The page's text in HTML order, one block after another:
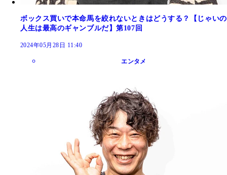
ボックス買いで本命馬を絞れないときはどうする？【じゃいの
人生は最高のギャンブルだ】第107回
2024年05月28日 11:40
エンタメ